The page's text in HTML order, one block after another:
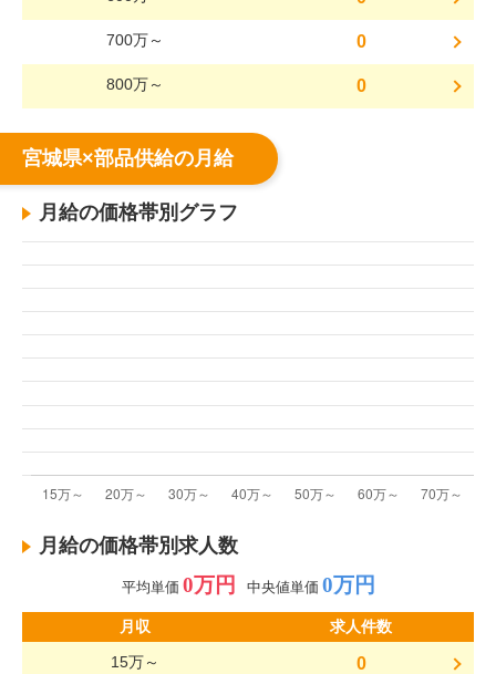
700万～ 0
800万～ 0
宮城県×部品供給の月給
月給の価格帯別グラフ
月給の価格帯別求人数
平均単価 0万円 中央値単価 0万円
月収
求人件数
15万～
0